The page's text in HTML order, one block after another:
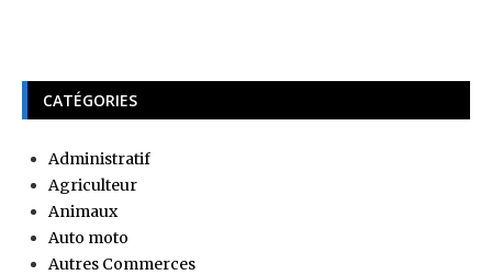
CATÉGORIES
Administratif
Agriculteur
Animaux
Auto moto
Autres Commerces